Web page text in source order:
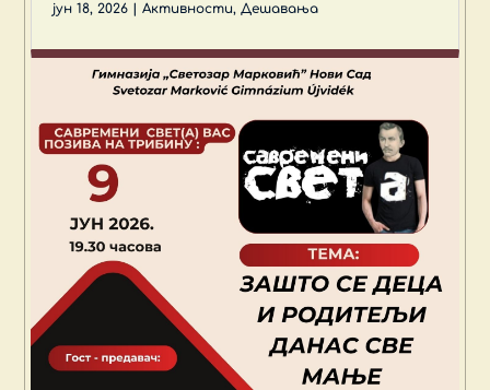
јун 18, 2026 |Активности,Дешавања